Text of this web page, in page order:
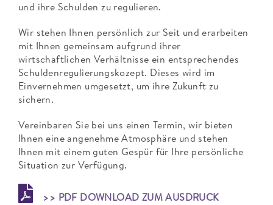
und ihre Schulden zu regulieren.
Wir stehen Ihnen persönlich zur Seit und erarbeiten
mit Ihnen gemeinsam aufgrund ihrer
wirtschaftlichen Verhältnisse ein entsprechendes
Schuldenregulierungskozept. Dieses wird im
Einvernehmen umgesetzt, um ihre Zukunft zu
sichern.
Vereinbaren Sie bei uns einen Termin, wir bieten
Ihnen eine angenehme Atmosphäre und stehen
Ihnen mit einem guten Gespür für Ihre persönliche
Situation zur Verfügung.
>> PDF DOWNLOAD ZUM AUSDRUCK